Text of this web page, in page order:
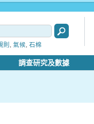
則, 氣候, 石棉
調查研究及數據